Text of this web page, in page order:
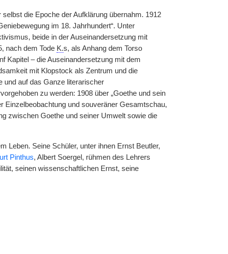
die Epoche der Aufklärung übernahm. 1912
im 18. Jahrhundert“. Unter
beide in der Auseinandersetzung mit
nach dem Tode K.s, als Anhang dem Torso
Kapitel – die Auseinandersetzung mit dem
mit Klopstock als Zentrum und die
und auf das Ganze literarischer
zu werden: 1908 über „Goethe und sein
Einzelbeobachtung und souveräner Gesamtschau,
zwischen Goethe und seiner Umwelt sowie die
Leben. Seine Schüler, unter ihnen Ernst Beutler,
Pinthus, Albert Soergel, rühmen des Lehrers
seinen wissenschaftlichen Ernst, seine